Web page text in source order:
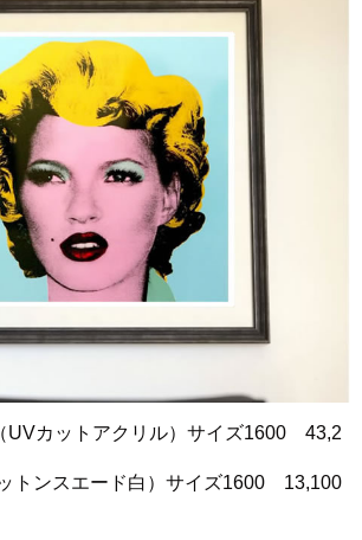
UVカットアクリル）サイズ1600 43,2
トンスエード白）サイズ1600 13,100